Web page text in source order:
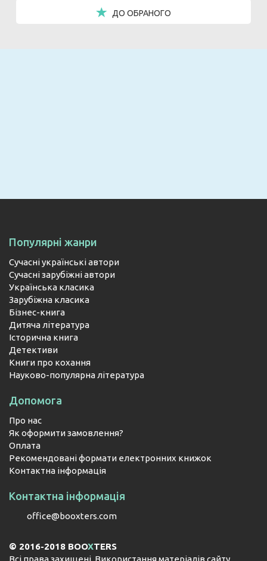
ДО ОБРАНОГО
Популярні жанри
Сучасні українські автори
Сучасні зарубіжні автори
Українська класика
Зарубіжна класика
Бізнес-книга
Дитяча література
Історична книга
Детективи
Книги про кохання
Науково-популярна література
Допомога
Про нас
Як оформити замовлення?
Оплата
Рекомендовані формати електронних книжок
Контактна інформація
Контактна інформація
office@booxters.com
© 2016-2018 BOOXTERS
Всі права захищені. Використання матеріалів сайту